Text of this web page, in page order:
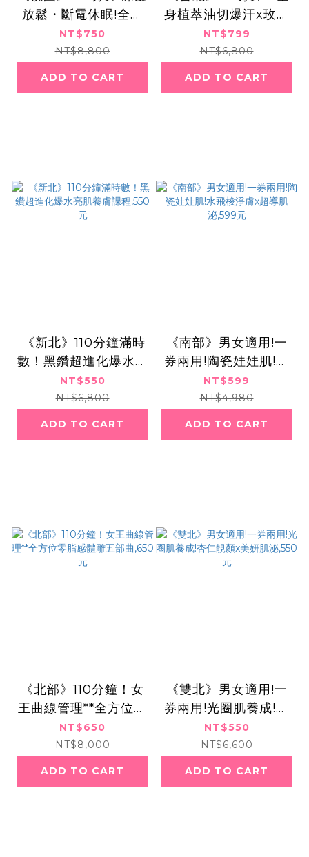
放鬆・斷電休眠!全身
忘憂・香氛精油按摩S
PA,750元
NT$750
NT$8,800
ADD TO CART
身植萃油切爆汗x玫瑰
岩鹽代謝排水,共兩次7
99元
NT$799
NT$6,800
ADD TO CART
​​ ​《新北》110分鐘滿時
數！黑鑽超進化爆水亮
肌養膚課程,550元
NT$550
NT$6,800
ADD TO CART
《南部》男女適用!一
券兩用!陶瓷娃娃肌!水
飛梭淨膚x超導肌泌,5
99元
NT$599
NT$4,980
ADD TO CART
《北部》110分鐘！女
王曲線管理**全方位零
脂感體雕五部曲,650
元
NT$650
NT$8,000
ADD TO CART
《雙北》男女適用!一
券兩用!光圈肌養成!杏
仁靚顏x美妍肌泌,550
元
NT$550
NT$6,600
ADD TO CART